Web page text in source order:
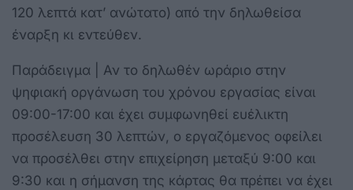
120 λεπτά κατ’ ανώτατο) από την δηλωθείσα
έναρξη κι εντεύθεν.
Παράδειγμα | Αν το δηλωθέν ωράριο στην
ψηφιακή οργάνωση του χρόνου εργασίας είναι
09:00-17:00 και έχει συμφωνηθεί ευέλικτη
προσέλευση 30 λεπτών, ο εργαζόμενος οφείλει
να προσέλθει στην επιχείρηση μεταξύ 9:00 και
9:30 και η σήμανση της κάρτας θα πρέπει να έχει